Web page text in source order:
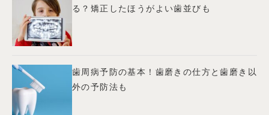
る？矯正したほうがよい歯並びも
歯周病予防の基本！歯磨きの仕方と歯磨き以
外の予防法も